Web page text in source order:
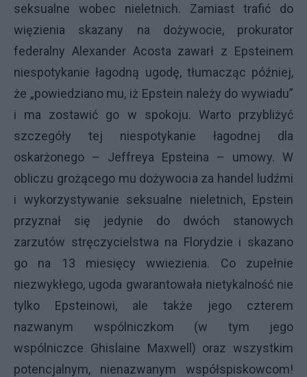
seksualne wobec nieletnich. Zamiast trafić do
więzienia skazany na dożywocie, prokurator
federalny Alexander Acosta zawarł z Epsteinem
niespotykanie łagodną ugodę, tłumacząc później,
że „powiedziano mu, iż Epstein należy do wywiadu”
i ma zostawić go w spokoju. Warto przybliżyć
szczegóły tej niespotykanie łagodnej dla
oskarżonego – Jeffreya Epsteina – umowy. W
obliczu grożącego mu dożywocia za handel ludźmi
i wykorzystywanie seksualne nieletnich, Epstein
przyznał się jedynie do dwóch stanowych
zarzutów stręczycielstwa na Florydzie i skazano
go na 13 miesięcy wwiezienia. Co zupełnie
niezwykłego, ugoda gwarantowała nietykalność nie
tylko Epsteinowi, ale także jego czterem
nazwanym wspólniczkom (w tym jego
wspólniczce Ghislaine Maxwell) oraz wszystkim
potencjalnym, nienazwanym współspiskowcom!